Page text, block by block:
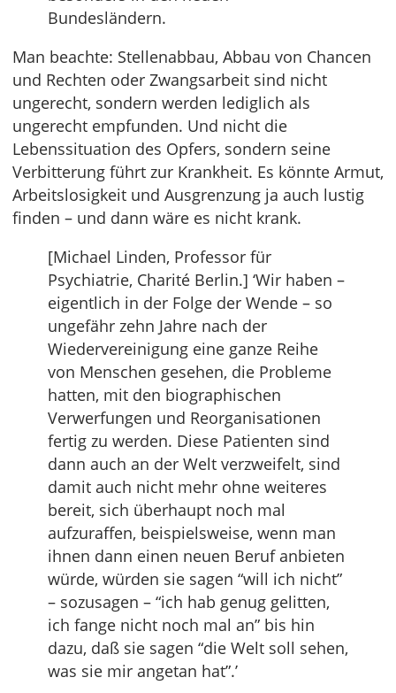
Bundesländern.
Man beachte: Stellenabbau, Abbau von Chancen
und Rechten oder Zwangsarbeit sind nicht
ungerecht, sondern werden lediglich als
ungerecht empfunden. Und nicht die
Lebenssituation des Opfers, sondern seine
Verbitterung führt zur Krankheit. Es könnte Armut,
Arbeitslosigkeit und Ausgrenzung ja auch lustig
finden – und dann wäre es nicht krank.
[Michael Linden, Professor für
Psychiatrie, Charité Berlin.] ‘Wir haben –
eigentlich in der Folge der Wende – so
ungefähr zehn Jahre nach der
Wiedervereinigung eine ganze Reihe
von Menschen gesehen, die Probleme
hatten, mit den biographischen
Verwerfungen und Reorganisationen
fertig zu werden. Diese Patienten sind
dann auch an der Welt verzweifelt, sind
damit auch nicht mehr ohne weiteres
bereit, sich überhaupt noch mal
aufzuraffen, beispielsweise, wenn man
ihnen dann einen neuen Beruf anbieten
würde, würden sie sagen “will ich nicht”
– sozusagen – “ich hab genug gelitten,
ich fange nicht noch mal an” bis hin
dazu, daß sie sagen “die Welt soll sehen,
was sie mir angetan hat”.’